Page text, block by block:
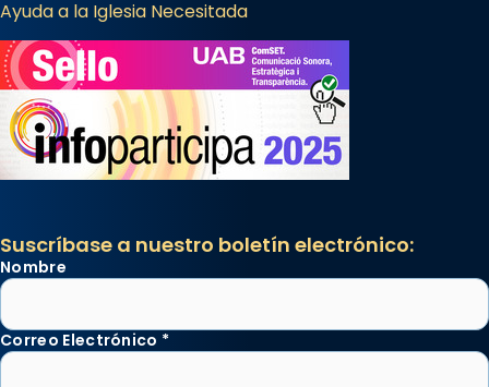
Ayuda a la Iglesia Necesitada
Suscríbase a nuestro boletín electrónico:
Nombre
Correo Electrónico *